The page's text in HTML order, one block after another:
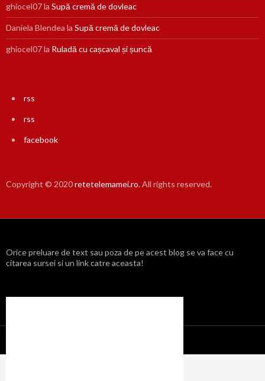
ghiocel07la Supă cremă de dovleac
Daniela Blendea la Supă cremă de dovleac
ghiocel07la Ruladă cu cașcaval și șuncă
rss
rss
facebook
Copyright © 2020retetelemamei.ro. All rights reserved.
Orice preluare de text sau poza de pe acest blog se va face cu
citarea sursei si un link catre aceasta!